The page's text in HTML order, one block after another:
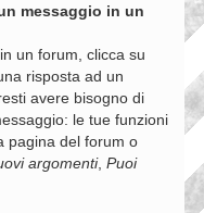
messaggio in un
un forum, clicca su
risposta ad un
avere bisogno di
le tue funzioni
pagina del forum o
argomenti, Puoi